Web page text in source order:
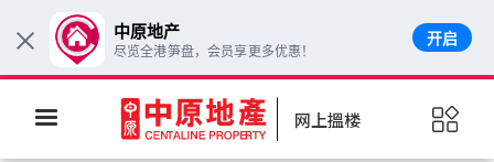
网上搵楼
× 中原地产
尽览全港笋盘，会员享更多优惠！
开启